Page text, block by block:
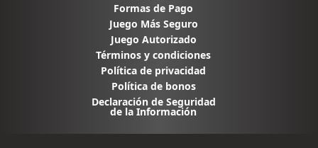
Formas de Pago
Juego Más Seguro
Juego Autorizado
Términos y condiciones
Política de privacidad
Política de bonos
Declaración de Seguridad
de la Información